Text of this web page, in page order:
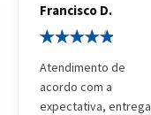
Atendimento de
acordo com a
expectativa, entrega
Francisco D.